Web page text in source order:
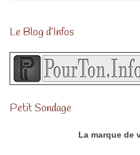
Le Blog d’Infos
Petit Sondage
La marque de